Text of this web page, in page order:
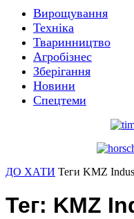
Вирощування
Техніка
Тваринництво
Агробізнес
Зберігання
Новини
Спецтеми
ДО ХАТИ Теги KMZ
Тег: KMZ